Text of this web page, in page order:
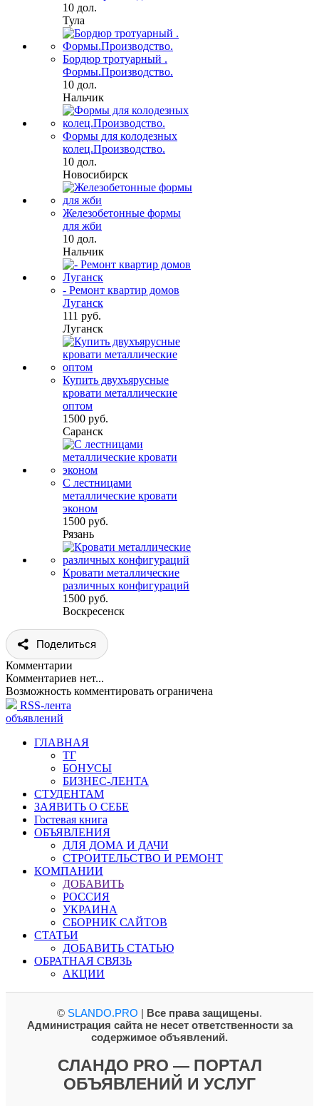
10 дол.
Тула
Бордюр тротуарный .
Формы.Производство.
10 дол.
Нальчик
Формы для колодезных
колец.Производство.
10 дол.
Новосибирск
Железобетонные формы
для жби
10 дол.
Нальчик
- Ремонт квартир домов
Луганск
111 руб.
Луганск
Купить двухъярусные
кровати металлические
оптом
1500 руб.
Саранск
С лестницами
металлические кровати
эконом
1500 руб.
Рязань
Кровати металлические
различных конфигураций
1500 руб.
Воскресенск
Поделиться
Комментарии
Комментариев нет...
Возможность комментировать ограничена
RSS-лента
объявлений
ГЛАВНАЯ
ТГ
БОНУСЫ
БИЗНЕС-ЛЕНТА
СТУДЕНТАМ
ЗАЯВИТЬ О СЕБЕ
Гостевая книга
ОБЪЯВЛЕНИЯ
ДЛЯ ДОМА И ДАЧИ
СТРОИТЕЛЬСТВО И РЕМОНТ
КОМПАНИИ
ДОБАВИТЬ
РОССИЯ
УКРАИНА
СБОРНИК САЙТОВ
СТАТЬИ
ДОБАВИТЬ СТАТЬЮ
ОБРАТНАЯ СВЯЗЬ
АКЦИИ
© SLANDO.PRO | Все права защищены.
Администрация сайта не несет ответственности за
содержимое объявлений.
СЛАНДО PRO — ПОРТАЛ
ОБЪЯВЛЕНИЙ И УСЛУГ